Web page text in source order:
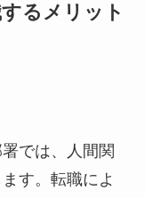
るメリット
では、人間関
す。転職によ